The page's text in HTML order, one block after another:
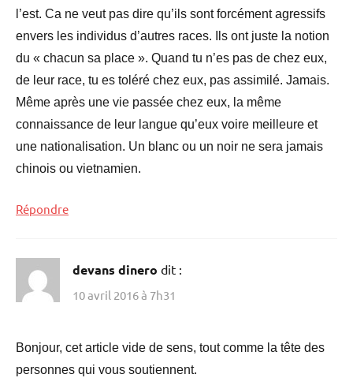
l’est. Ca ne veut pas dire qu’ils sont forcément agressifs
envers les individus d’autres races. Ils ont juste la notion
du « chacun sa place ». Quand tu n’es pas de chez eux,
de leur race, tu es toléré chez eux, pas assimilé. Jamais.
Même après une vie passée chez eux, la même
connaissance de leur langue qu’eux voire meilleure et
une nationalisation. Un blanc ou un noir ne sera jamais
chinois ou vietnamien.
Répondre
devans dinero dit :
10 avril 2016 à 7h31
Bonjour, cet article vide de sens, tout comme la tête des
personnes qui vous soutiennent.